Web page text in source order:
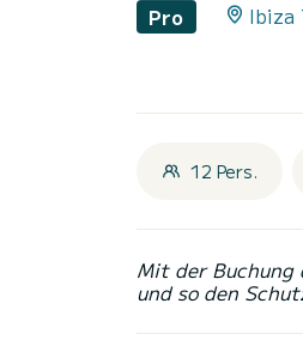
Pro Ibiza
12 Pers.
Mit der Buchung
und so den